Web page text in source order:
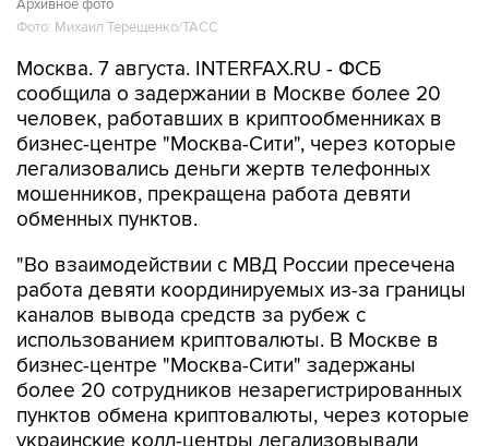
Архивное фото
Фото: Михаил Терещенко/ТАСС
Москва. 7 августа. INTERFAX.RU - ФСБ
сообщила о задержании в Москве более 20
человек, работавших в криптообменниках в
бизнес-центре "Москва-Сити", через которые
легализовались деньги жертв телефонных
мошенников, прекращена работа девяти
обменных пунктов.
"Во взаимодействии с МВД России пресечена
работа девяти координируемых из-за границы
каналов вывода средств за рубеж с
использованием криптовалюты. В Москве в
бизнес-центре "Москва-Сити" задержаны
более 20 сотрудников незарегистрированных
пунктов обмена криптовалюты, через которые